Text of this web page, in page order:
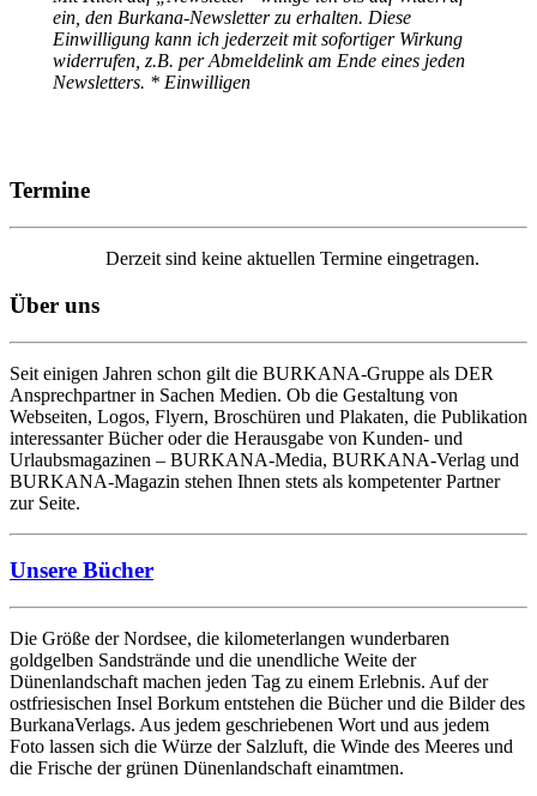
ein, den Burkana-Newsletter zu erhalten. Diese
Einwilligung kann ich jederzeit mit sofortiger Wirkung
widerrufen, z.B. per Abmeldelink am Ende eines jeden
Newsletters. * Einwilligen
Termine
Derzeit sind keine aktuellen Termine eingetragen.
Über uns
Seit einigen Jahren schon gilt die BURKANA-Gruppe als DER
Ansprechpartner in Sachen Medien. Ob die Gestaltung von
Webseiten, Logos, Flyern, Broschüren und Plakaten, die Publikation
interessanter Bücher oder die Herausgabe von Kunden- und
Urlaubsmagazinen – BURKANA-Media, BURKANA-Verlag und
BURKANA-Magazin stehen Ihnen stets als kompetenter Partner
zur Seite.
Unsere Bücher
Die Größe der Nordsee, die kilometerlangen wunderbaren
goldgelben Sandstrände und die unendliche Weite der
Dünenlandschaft machen jeden Tag zu einem Erlebnis. Auf der
ostfriesischen Insel Borkum entstehen die Bücher und die Bilder des
BurkanaVerlags. Aus jedem geschriebenen Wort und aus jedem
Foto lassen sich die Würze der Salzluft, die Winde des Meeres und
die Frische der grünen Dünenlandschaft einamtmen.